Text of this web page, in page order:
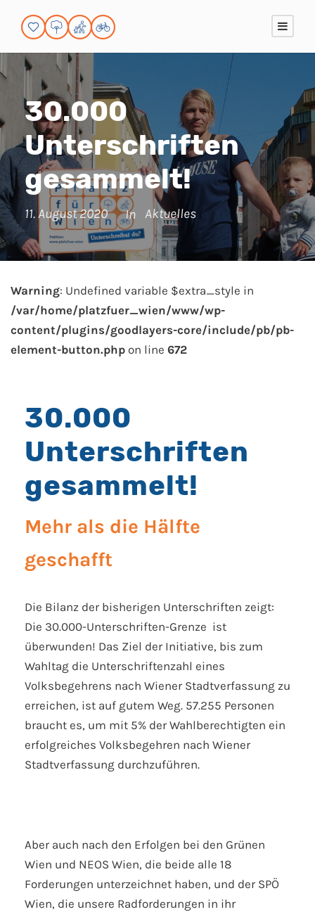
30.000
Unterschriften
gesammelt!
11. August 2020 In Aktuelles
Warning: Undefined variable $extra_style in
/var/home/platzfuer_wien/www/wp-
content/plugins/goodlayers-core/include/pb/pb-
element-button.php on line 672
30.000
Unterschriften
gesammelt!
Mehr als die Hälfte
geschafft
Die Bilanz der bisherigen Unterschriften zeigt:
Die 30.000-Unterschriften-Grenze ist
überwunden! Das Ziel der Initiative, bis zum
Wahltag die Unterschriftenzahl eines
Volksbegehrens nach Wiener Stadtverfassung zu
erreichen, ist auf gutem Weg. 57.255 Personen
braucht es, um mit 5% der Wahlberechtigten ein
erfolgreiches Volksbegehren nach Wiener
Stadtverfassung durchzuführen.
Aber auch nach den Erfolgen bei den Grünen
Wien und NEOS Wien, die beide alle 18
Forderungen unterzeichnet haben, und der SPÖ
Wien, die unsere Radforderungen in ihr